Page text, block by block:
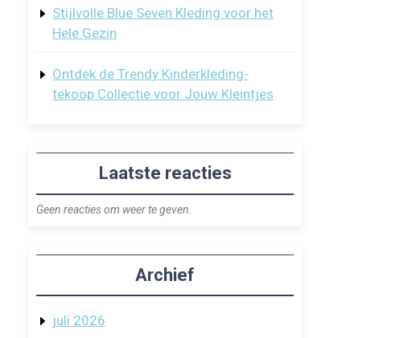
Stijlvolle Blue Seven Kleding voor het
Hele Gezin
Ontdek de Trendy Kinderkleding-
tekoop Collectie voor Jouw Kleintjes
Laatste reacties
Geen reacties om weer te geven.
Archief
juli 2026